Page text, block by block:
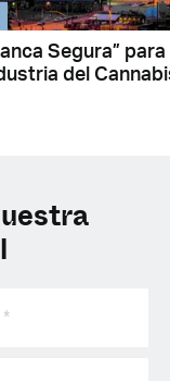
Segura” para
del